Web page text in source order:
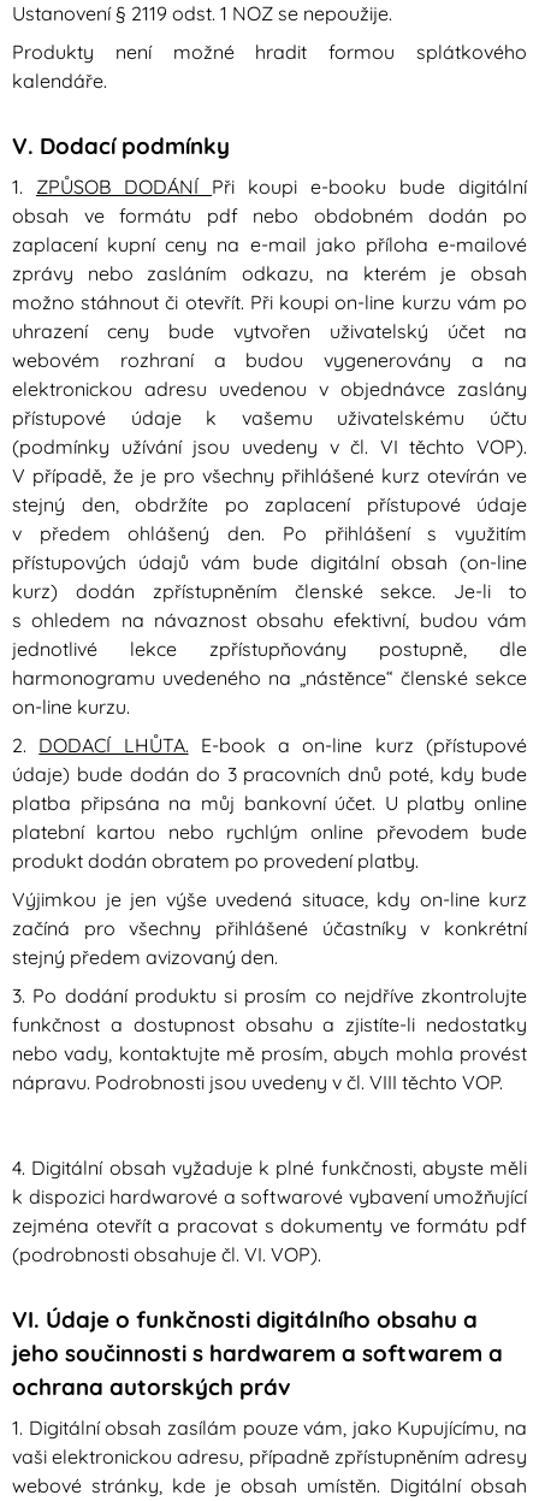
Ustanovení § 2119 odst. 1 NOZ se nepoužije.
Produkty není možné hradit formou splátkového
kalendáře.
V. Dodací podmínky
1. ZPŮSOB DODÁNÍ Při koupi e-booku bude digitální
obsah ve formátu pdf nebo obdobném dodán po
zaplacení kupní ceny na e-mail jako příloha e-mailové
zprávy nebo zasláním odkazu, na kterém je obsah
možno stáhnout či otevřít. Při koupi on-line kurzu vám po
uhrazení ceny bude vytvořen uživatelský účet na
webovém rozhraní a budou vygenerovány a na
elektronickou adresu uvedenou v objednávce zaslány
přístupové údaje k vašemu uživatelskému účtu
(podmínky užívání jsou uvedeny v čl. VI těchto VOP).
V případě, že je pro všechny přihlášené kurz otevírán ve
stejný den, obdržíte po zaplacení přístupové údaje
v předem ohlášený den. Po přihlášení s využitím
přístupových údajů vám bude digitální obsah (on-line
kurz) dodán zpřístupněním členské sekce. Je-li to
s ohledem na návaznost obsahu efektivní, budou vám
jednotlivé lekce zpřístupňovány postupně, dle
harmonogramu uvedeného na „nástěnce“ členské sekce
on-line kurzu.
2. DODACÍ LHŮTA. E-book a on-line kurz (přístupové
údaje) bude dodán do 3 pracovních dnů poté, kdy bude
platba připsána na můj bankovní účet. U platby online
platební kartou nebo rychlým online převodem bude
produkt dodán obratem po provedení platby.
Výjimkou je jen výše uvedená situace, kdy on-line kurz
začíná pro všechny přihlášené účastníky v konkrétní
stejný předem avizovaný den.
3. Po dodání produktu si prosím co nejdříve zkontrolujte
funkčnost a dostupnost obsahu a zjistíte-li nedostatky
nebo vady, kontaktujte mě prosím, abych mohla provést
nápravu. Podrobnosti jsou uvedeny v čl. VIII těchto VOP.
4. Digitální obsah vyžaduje k plné funkčnosti, abyste měli
k dispozici hardwarové a softwarové vybavení umožňující
zejména otevřít a pracovat s dokumenty ve formátu pdf
(podrobnosti obsahuje čl. VI. VOP).
VI. Údaje o funkčnosti digitálního obsahu a
jeho součinnosti s hardwarem a softwarem a
ochrana autorských práv
1. Digitální obsah zasílám pouze vám, jako Kupujícímu, na
vaši elektronickou adresu, případně zpřístupněním adresy
webové stránky, kde je obsah umístěn. Digitální obsah